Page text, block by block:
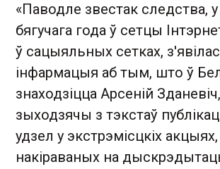
«Паводле звестак следства,
бягучага года ў сетцы
ў сацыяльных сетках,
інфармацыя аб тым, што ў
знаходзіцца Арсеній Зданевіч,
зыходзячы з тэкстаў
удзел у экстрэмісцкіх акцыях,
накіраваных на